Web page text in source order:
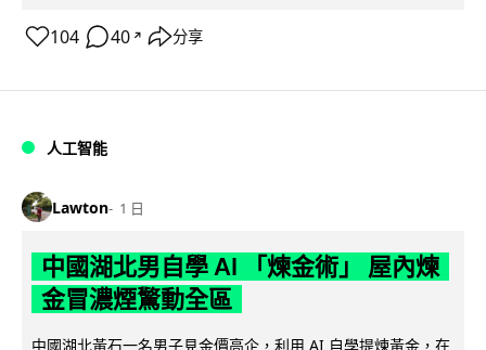
104 40 ↗ 分享
人工智能
Lawton 1 日
中國湖北男自學 AI 「煉金術」 屋內煉
金冒濃煙驚動全區
中國湖北黃石一名男子見金價高企，利用 AI 自學提煉黃金，在